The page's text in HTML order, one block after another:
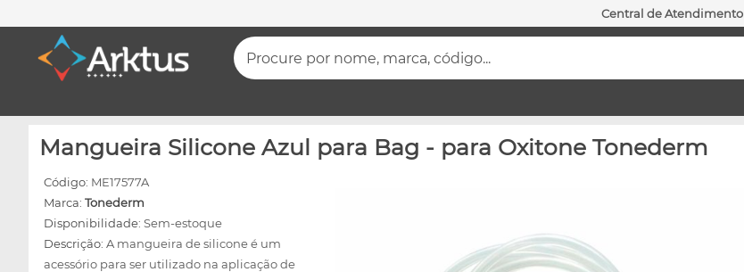
Central de Atendimento
Procure por nome, marca, código...
Mangueira Silicone Azul para Bag - para Oxitone Tonederm
Código: ME17577A
Marca: Tonederm
Disponibilidade: Sem-estoque
Descrição: A mangueira de silicone é um
acessório para ser utilizado na aplicação de